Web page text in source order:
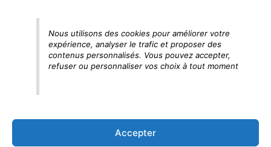
Nous utilisons des cookies pour améliorer votre
expérience, analyser le trafic et proposer des
contenus personnalisés. Vous pouvez accepter,
refuser ou personnaliser vos choix à tout moment
Accepter